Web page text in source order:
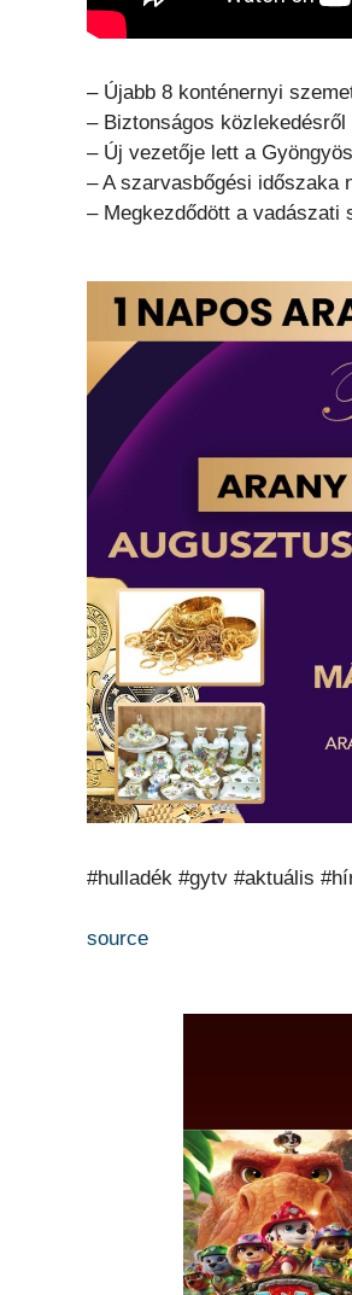
– Újabb 8 konténernyi
– Biztonságos
– Új vezetője lett a
– A szarvasbőgési időszaka
– Megkezdődött a vadászati
#hulladék #gytv #aktuális
source